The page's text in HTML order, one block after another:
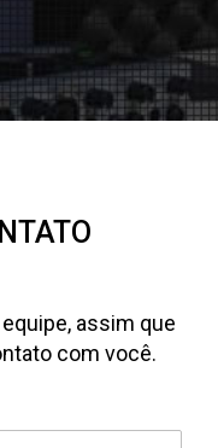
assim que
com você.